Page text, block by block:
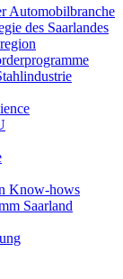
Automobilbranche
des Saarlandes
Know-hows
Saarland